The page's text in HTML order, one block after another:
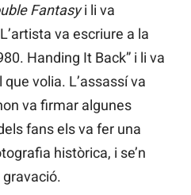
Fantasyi li va
va escriure a la
Handing It Back” i li va
volia. L’assassí va
va firmar algunes
fans els va fer una
històrica, i se’n
gravació.